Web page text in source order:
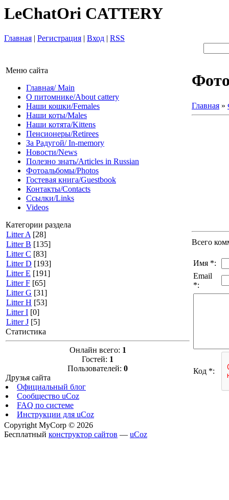
LeChatOri CATTERY
Главная | Регистрация | Вход | RSS
Меню сайта
Главная/ Main
О питомнике/About cattery
Наши кошки/Females
Наши коты/Males
Наши котята/Kittens
Пенсионеры/Retirees
За Радугой/ In-memory
Новости/News
Полезно знать/Articles in Russian
Фотоальбомы/Photos
Гостевая книга/Guestbook
Контакты/Contacts
Ссылки/Links
Videos
Категории раздела
Litter A [28]
Litter B [135]
Litter C [83]
Litter D [193]
Litter E [191]
Litter F [65]
Litter G [31]
Litter H [53]
Litter I [0]
Litter J [5]
Статистика
Онлайн всего: 1
Гостей: 1
Пользователей: 0
Друзья сайта
Официальный блог
Сообщество uCoz
FAQ по системе
Инструкции для uCoz
Главная »
Всего
Имя *:
Email
*:
Код *:
Copyright MyCorp © 2026
Бесплатный конструктор сайтов — uCoz